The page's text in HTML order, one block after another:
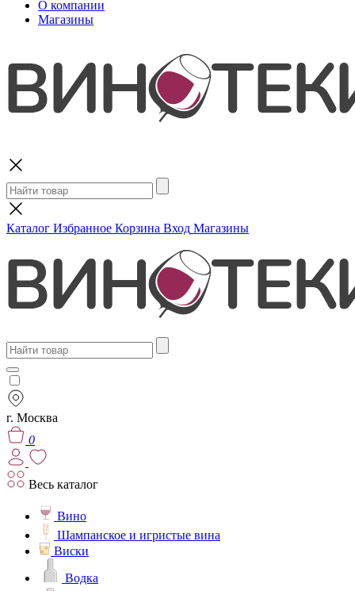
О компании
Магазины
Каталог Избранное Корзина Вход Магазины
г. Москва
0
Весь каталог
Вино
Шампанское и игристые вина
Виски
Водка